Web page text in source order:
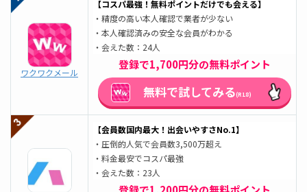
ワクワクメール
【コスパ最強！無料ポイントだけでも会える】
・精度の高い本人確認で業者が少ない
・本人確認済みの安全な会員がわかる
・会えた数：24人
登録で1,700円分の無料ポイント
無料で試してみる(R18)
【会員数国内最大！出会いやすさNo.1】
・圧倒的人気で会員数3,500万超え
・料金最安でコスパ最強
・会えた数：23人